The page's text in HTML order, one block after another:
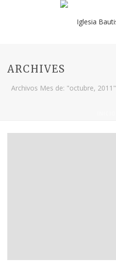
ARCHIVES
Archivos Mes de: "octubre, 2011"